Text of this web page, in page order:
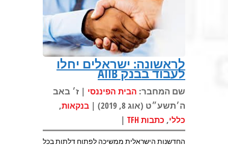
לראשונה: ישראלים יחלו
לעבוד בבנק AIIB
שם המחבר: הבית הפיננסי | ז׳ באב
ה׳תשע״ט (אוג 8, 2019) |
בנקאות,
כללי, כתבות TFH |
החדשנות הישראלית ממשיכה לפתוח דלתות בכל